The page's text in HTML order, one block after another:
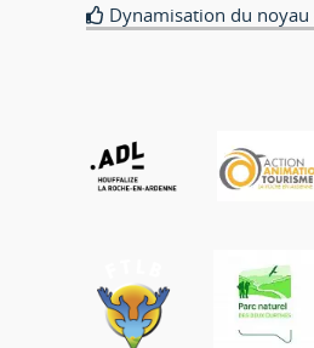
Dynamisation du